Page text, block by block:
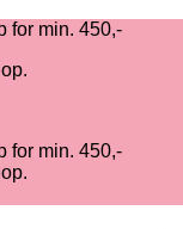
for min. 450,-
for min. 450,-